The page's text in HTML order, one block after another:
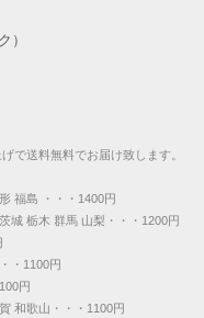
）
で送料無料でお届け致します。
福島 ・・・1400円
城 栃木 群馬 山梨・・・1200円
・1100円
円
和歌山・・・1100円